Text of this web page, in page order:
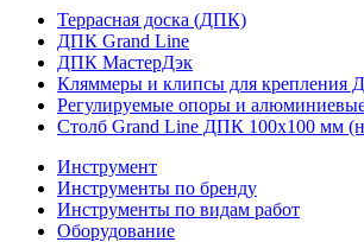
Террасная доска (ДПК)
ДПК Grand Line
ДПК МастерДэк
Кляммеры и клипсы для крепления
Регулируемые опоры и
Столб Grand Line ДПК 100х100 мм
Инструмент
Инструменты по бренду
Инструменты по видам работ
Оборудование